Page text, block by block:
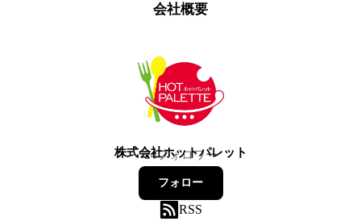
会社概要
株式会社ホットパレット
24フォロワー
フォロー
RSS